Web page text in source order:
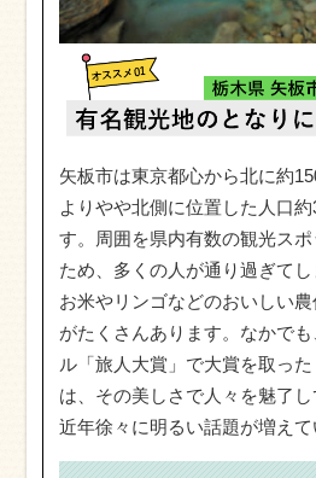
矢板市は東京都心から北に約
よりやや北側に位置した人口
す。周囲を県内有数の観光ス
ため、多くの人が通り過ぎてし
お米やリンゴなどのおいしい
がたくさんあります。なかで
ル「旅人大賞」で大賞を取った
は、その美しさで人々を魅了し
近年徐々に明るい話題が増えて